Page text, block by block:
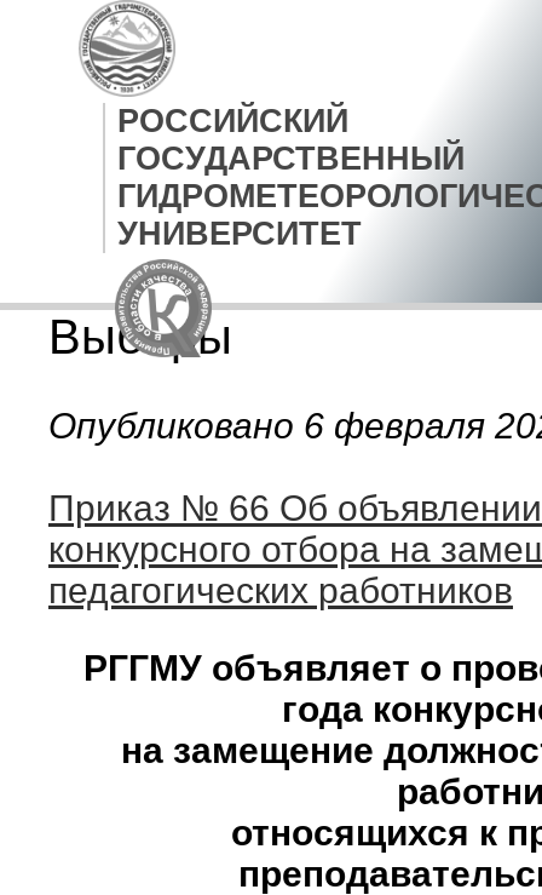
РОССИЙСКИЙ
ГОСУДАРСТВЕННЫЙ
УНИВЕРСИТЕТ
Выборы
Опубликовано 6 февраля
Приказ № 66 Об
конкурсного отбора на
педагогических работников
РГГМУ объявляет о
года
на замещение
относящихся к